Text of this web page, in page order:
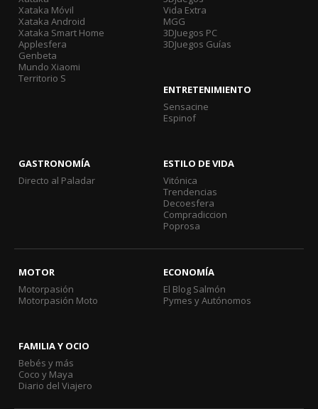
Xataka Móvil
Xataka Android
Xataka Smart Home
Applesfera
Genbeta
Mundo Xiaomi
Territorio S
Vida Extra
MGG
3DJuegos PC
3DJuegos Guías
ENTRETENIMIENTO
Sensacine
Espinof
GASTRONOMÍA
Directo al Paladar
ESTILO DE VIDA
Vitónica
Trendencias
Decoesfera
Compradiccion
Poprosa
MOTOR
Motorpasión
Motorpasión Moto
ECONOMÍA
El Blog Salmón
Pymes y Autónomos
FAMILIA Y OCIO
Bebés y más
Coco y Maya
Diario del Viajero